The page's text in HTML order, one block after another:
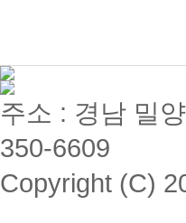
주소 : 경남 밀
350-6609
Copyright (C)